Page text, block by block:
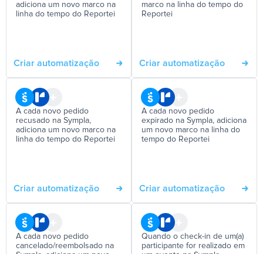
adiciona um novo marco na
linha do tempo do Reportei
Criar automatização
marco na linha do tempo do
Reportei
Criar automatização
A cada novo pedido
recusado na Sympla,
adiciona um novo marco na
linha do tempo do Reportei
Criar automatização
A cada novo pedido
expirado na Sympla, adiciona
um novo marco na linha do
tempo do Reportei
Criar automatização
A cada novo pedido
cancelado/reembolsado na
Quando o check-in de um(a)
participante for realizado em